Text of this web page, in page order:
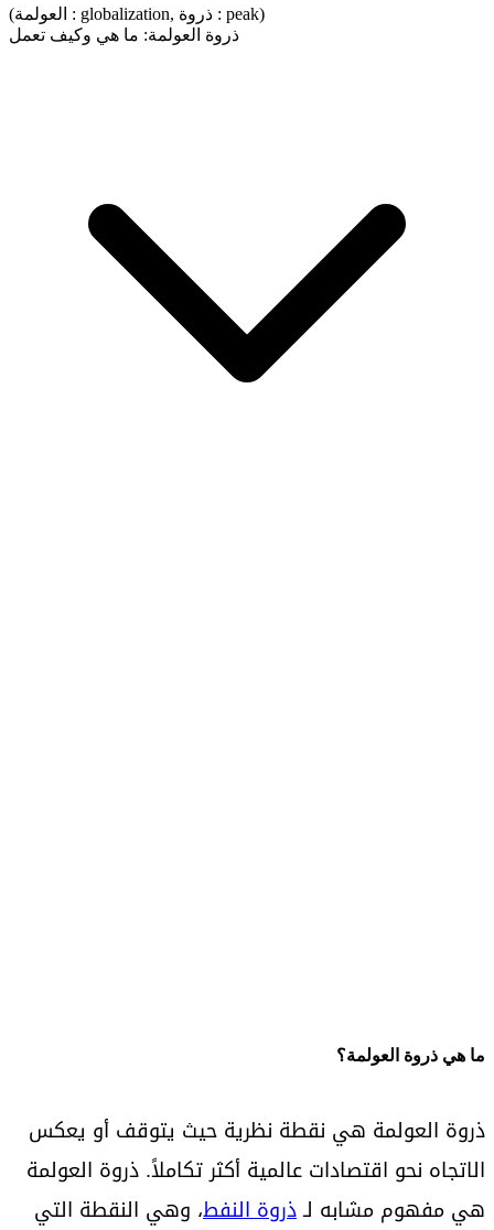
(العولمة : globalization, ذروة : peak)
ذروة العولمة: ما هي وكيف تعمل
ما هي ذروة العولمة؟
ذروة العولمة هي نقطة نظرية حيث يتوقف أو يعكس
الاتجاه نحو اقتصادات عالمية أكثر تكاملاً. ذروة العولمة
هي مفهوم مشابه لـذروة النفط، وهي النقطة التي